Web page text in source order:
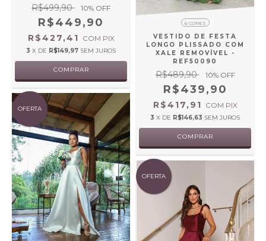
R$499,90 10% OFF
R$449,90
R$427,41 COM PIX
3 X DE R$149,97 SEM JUROS
COMPRAR
6 CORES
VESTIDO DE FESTA
LONGO PLISSADO COM
XALE REMOVÍVEL -
REF50090
R$489,90 10% OFF
R$439,90
R$417,91 COM PIX
3 X DE R$146,63 SEM JUROS
COMPRAR
OFERTA
OFERTA